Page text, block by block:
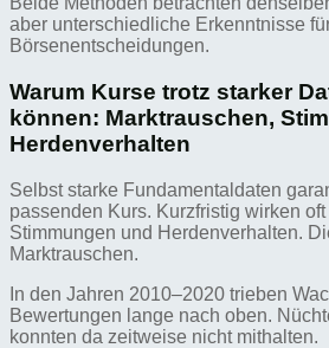
aber unterschiedliche Erkenntnisse
Börsenentscheidungen.
Warum Kurse trotz starker
können: Marktrauschen,
Herdenverhalten
Selbst starke Fundamentaldaten
passenden Kurs. Kurzfristig wirken oft
Stimmungen und Herdenverhalten.
Marktrauschen.
In den Jahren 2010–2020 trieben
Bewertungen lange nach oben.
konnten da zeitweise nicht mithalten.